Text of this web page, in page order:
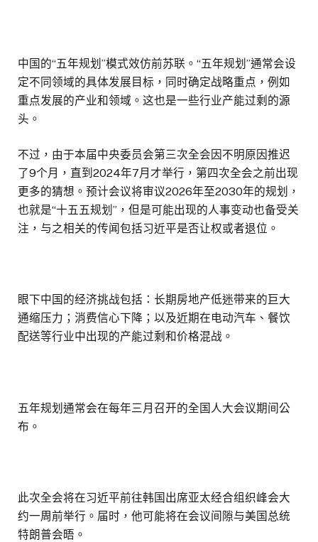
中国的“五年规划”模式效仿前苏联。“五年规划”通常会设
定不同领域的具体发展目标，同时确定战略重点，例如
重点发展的产业和领域。这也是一些行业产能过剩的源
头。
不过，由于本届中央委员会第三次全会因不明原因推迟
了9个月，直到2024年7月才举行，第四次全会之前出现
更多的猜想。预计会议将审议2026年至2030年的规划，
也就是“十五五规划”，但是可能出现的人事变动也备受关
注，与之相关的传闻包括习近平是否让权或者退位。
眼下中国的经济挑战包括：长期房地产低迷带来的巨大
通缩压力；消费信心下降；以及近期在电动汽车、餐饮
配送等行业中出现的产能过剩和价格混战。
五年规划通常会在每年三月召开的全国人大会议期间公
布。
此次全会将在习近平前往韩国出席亚太经合组织峰会大
约一周前举行。届时，他可能将在会议间隙与美国总统
特朗普会晤。